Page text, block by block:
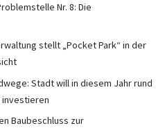
Nr. 8: Die
stellt „Pocket Park“ in der
Stadt will in diesem Jahr rund
investieren
Baubeschluss zur